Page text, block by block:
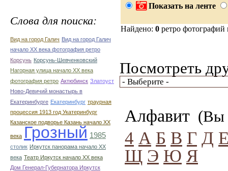
Слова для поиска:
Вид на город Галич Вид на город Галич
начало ХХ века фотография ретро
Корсунь Корсунь-Шевченковский
Нагорная улица начало ХХ века
фотография ретро Актюбинск Златоуст
Ново-Девичий монастырь в
Екатеринбурге Екатеринбург траурная
процессия 1913 год Укатеринбург
Казанское подворье Казань начало ХХ
века Грозный 1985
столик Иркутск панорама начало ХХ
века Театр Иркутск начало ХХ века
Дом Генерал-Губернатора Иркутск
Показать на ленте
Найдено: 0 ретро
Посмотреть
Алфавит (Вы
4 А Б В Г Д
Щ Э Ю Я